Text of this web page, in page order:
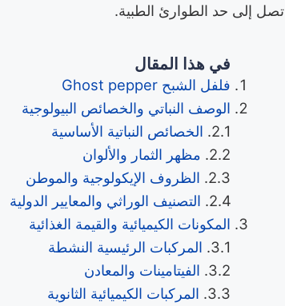
تصل إلى حد الطوارئ الطبية.
في هذا المقال
فلفل الشبح Ghost pepper
الوصف النباتي والخصائص البيولوجية
الخصائص النباتية الأساسية
مظهر الثمار والألوان
الظروف الإيكولوجية والموطن
التصنيف الوراثي والمعايير الدولية
المكونات الكيميائية والقيمة الغذائية
المركبات الرئيسية النشطة
الفيتامينات والمعادن
المركبات الكيميائية الثانوية